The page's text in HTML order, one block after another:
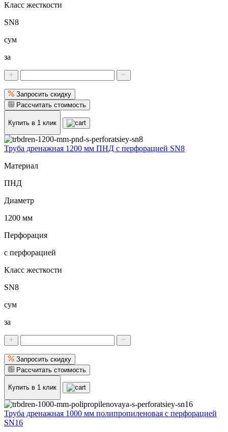
Класс жесткости
SN8
сум
за
Запросить скидку
Рассчитать стоимость
Купить в 1 клик
Труба дренажная 1200 мм ПНД с перфорацией SN8
Материал
ПНД
Диаметр
1200 мм
Перфорация
с перфорацией
Класс жесткости
SN8
сум
за
Запросить скидку
Рассчитать стоимость
Купить в 1 клик
Труба дренажная 1000 мм полипропиленовая с перфорацией
SN16